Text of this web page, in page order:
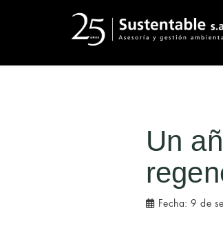
Un
Fecha:9 de